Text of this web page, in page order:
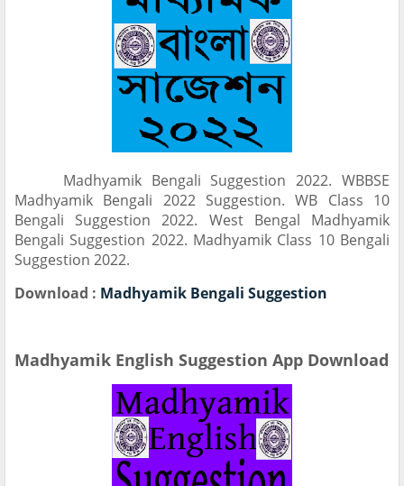
Madhyamik Bengali Suggestion 2022. WBBSE
Madhyamik Bengali 2022 Suggestion. WB Class 10
Bengali Suggestion 2022. West Bengal Madhyamik
Bengali Suggestion 2022. Madhyamik Class 10 Bengali
Suggestion 2022.
Download : Madhyamik Bengali Suggestion
Madhyamik English Suggestion App Download